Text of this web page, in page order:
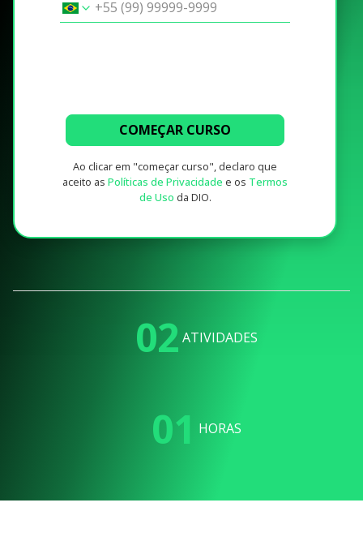
COMEÇAR CURSO
Ao clicar em "começar curso", declaro que
aceito as Políticas de Privacidade e os Termos
de Uso da DIO.
02 ATIVIDADES
01 HORAS